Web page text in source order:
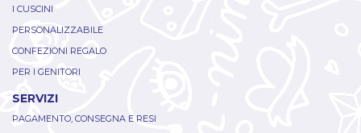
I CUSCINI
PERSONALIZZABILE
CONFEZIONI REGALO
PER I GENITORI
SERVIZI
PAGAMENTO, CONSEGNA E RESI